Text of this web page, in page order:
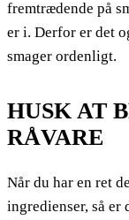
fremtrædende på
er i. Derfor er det
smager ordenligt.
HUSK AT
RÅVARE
Når du har en ret
ingredienser, så er